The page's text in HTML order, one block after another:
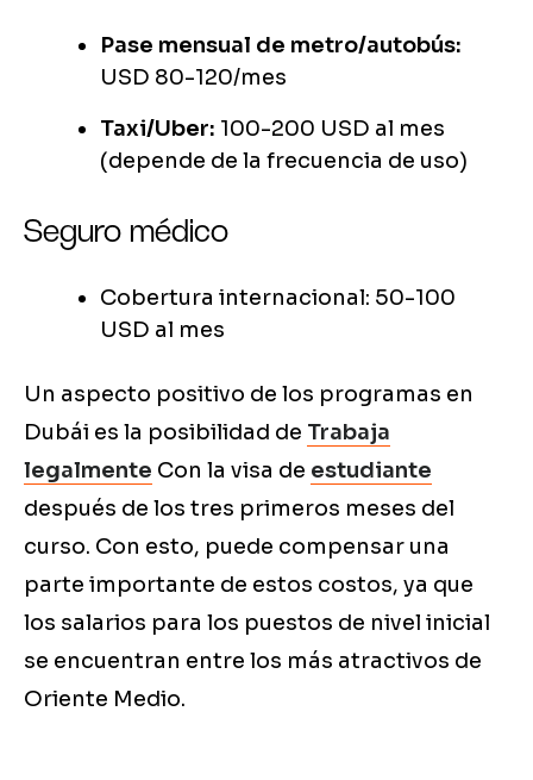
Pase mensual de metro/autobús:
USD 80-120/mes
Taxi/Uber: 100-200 USD al mes
(depende de la frecuencia de uso)
Seguro médico
Cobertura internacional: 50-100
USD al mes
Un aspecto positivo de los programas en
Dubái es la posibilidad de Trabaja
legalmente Con la visa de estudiante
después de los tres primeros meses del
curso. Con esto, puede compensar una
parte importante de estos costos, ya que
los salarios para los puestos de nivel inicial
se encuentran entre los más atractivos de
Oriente Medio.